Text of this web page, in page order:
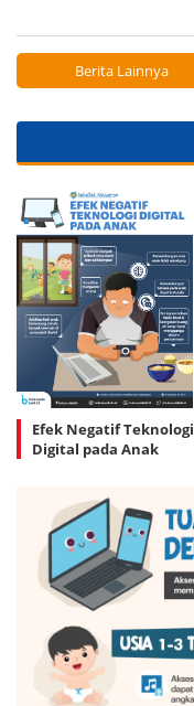
Berita Lainnya
Efek Negatif Teknologi
Digital pada Anak